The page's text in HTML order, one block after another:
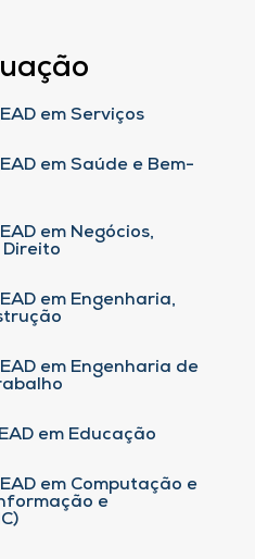
em Serviços
em Saúde e Bem-
em Negócios,
em Engenharia,
em Engenharia de
em Educação
em Computação e
e